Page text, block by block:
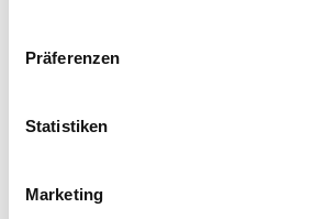
Präferenzen
Statistiken
Marketing
Welpenspielstunde,